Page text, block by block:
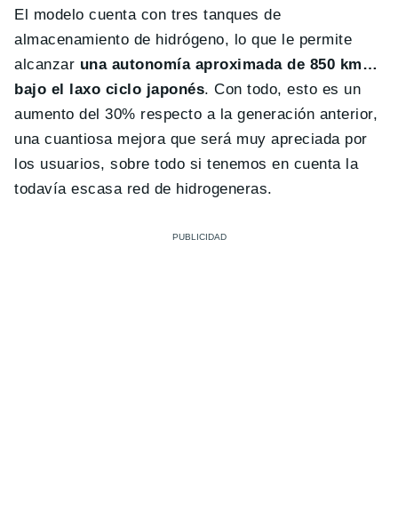
El modelo cuenta con tres tanques de
almacenamiento de hidrógeno, lo que le permite
alcanzar una autonomía aproximada de 850 km…
bajo el laxo ciclo japonés. Con todo, esto es un
aumento del 30% respecto a la generación anterior,
una cuantiosa mejora que será muy apreciada por
los usuarios, sobre todo si tenemos en cuenta la
todavía escasa red de hidrogeneras.